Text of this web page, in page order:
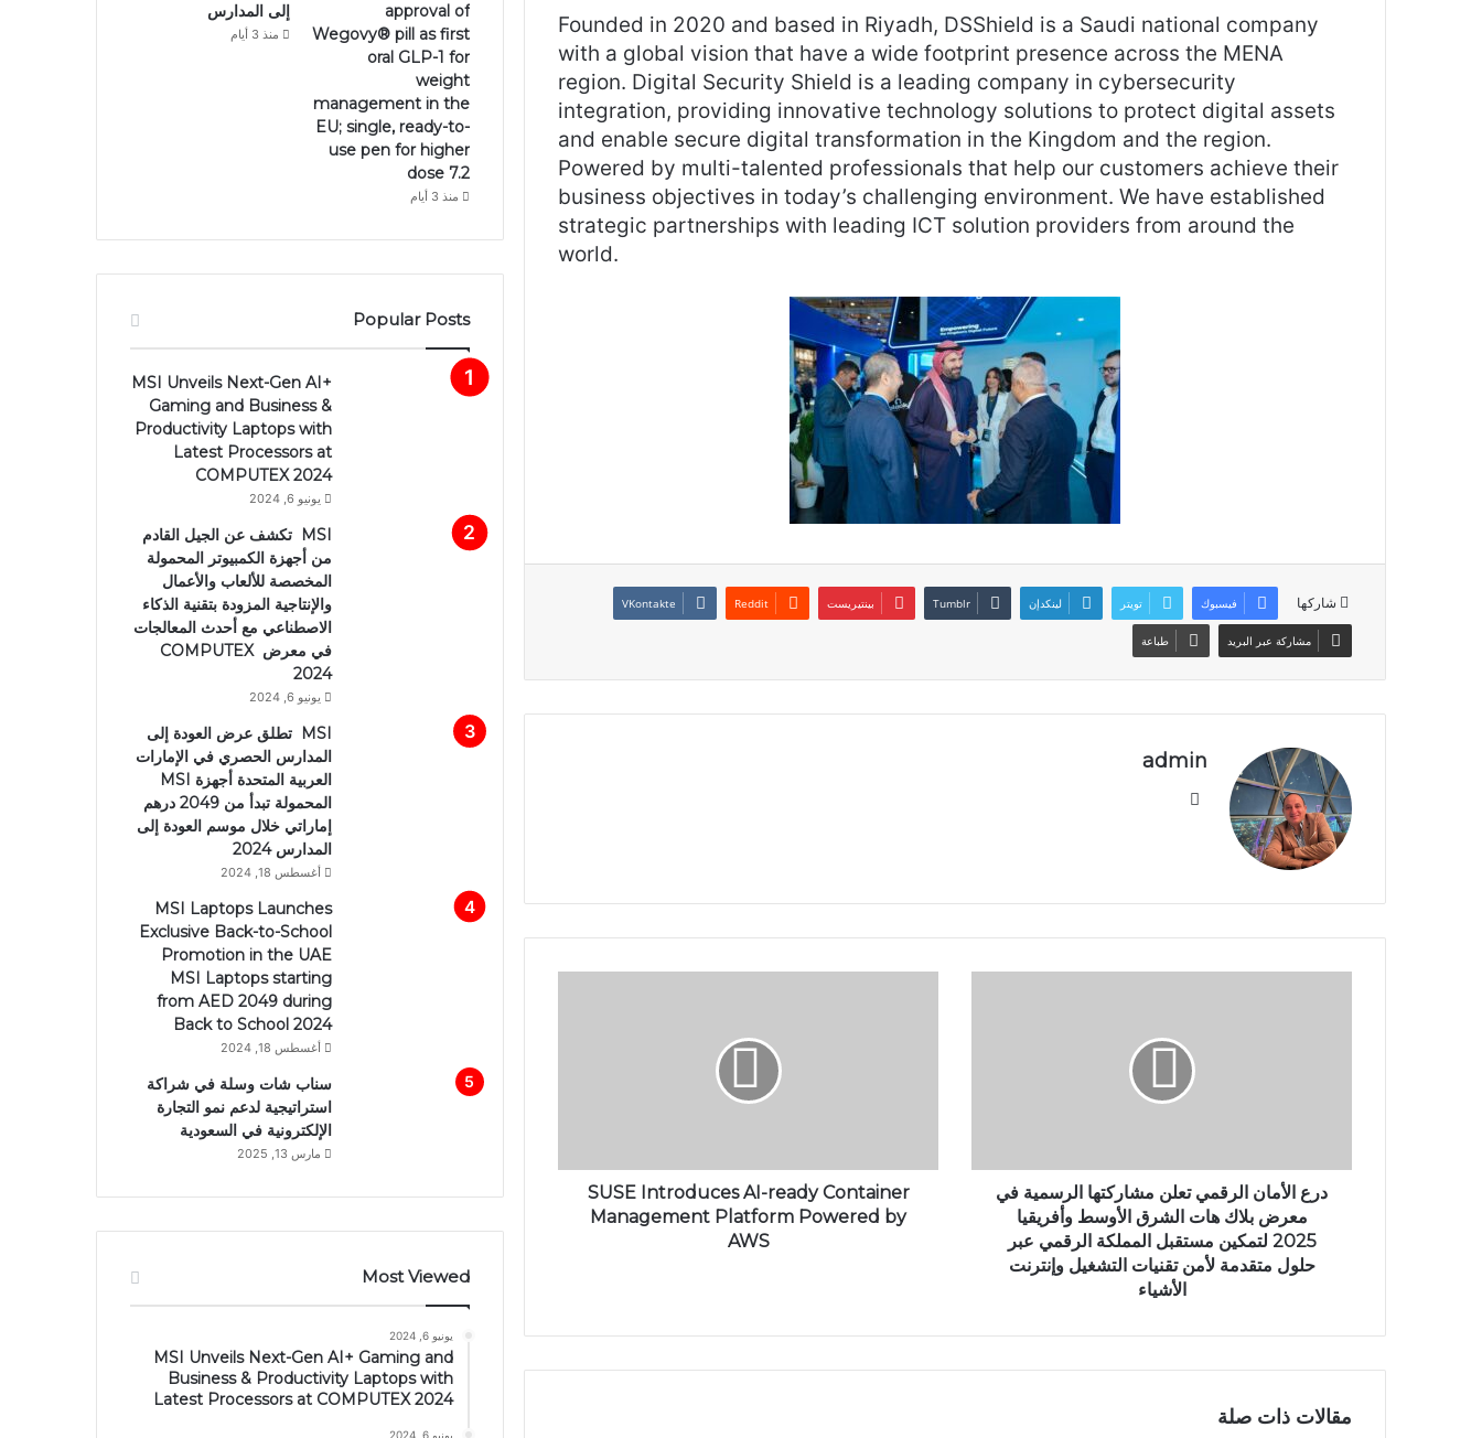
Founded in 2020 and based in Riyadh, DSShield is a Saudi national company
with a global vision that have a wide footprint presence across the MENA
region. Digital Security Shield is a leading company in cybersecurity
integration, providing innovative technology solutions to protect digital assets
and enable secure digital transformation in the Kingdom and the region.
Powered by multi-talented professionals that help our customers achieve their
business objectives in today’s challenging environment. We have established
strategic partnerships with leading ICT solution providers from around the
world.
شاركها فيسبوك تويتر لينكدإن بينتيريست
مشاركة عبر البريد طباعة
admin
درع الأمان الرقمي تعلن مشاركتها الرسمية في
معرض بلاك هات الشرق الأوسط وأفريقيا
2025 لتمكين مستقبل المملكة الرقمي عبر
حلول متقدمة لأمن تقنيات التشغيل وإنترنت
الأشياء
SUSE Introduces AI-ready Container
Management Platform Powered by
AWS
مقالات ذات صلة
approval of
Wegovy®️ pill as first
oral GLP-1 for
weight
management in the
EU; single, ready-to-
use pen for higher
dose 7.2
منذ 3 أيام
إلى المدارس
منذ 3 أيام
Popular Posts
MSI Unveils Next-Gen AI+
Gaming and Business &
Productivity Laptops with
Latest Processors at
COMPUTEX 2024
يونيو 6, 2024
MSI تكشف عن الجيل القادم
من أجهزة الكمبيوتر المحمولة
المخصصة للألعاب والأعمال
والإنتاجية المزودة بتقنية الذكاء
الاصطناعي مع أحدث المعالجات
في معرض COMPUTEX
2024
يونيو 6, 2024
MSI تطلق عرض العودة إلى
المدارس الحصري في الإمارات
العربية المتحدة أجهزة MSI
المحمولة تبدأ من 2049 درهم
إماراتي خلال موسم العودة إلى
المدارس 2024
أغسطس 18, 2024
MSI Laptops Launches
Exclusive Back-to-School
Promotion in the UAE
MSI Laptops starting
from AED 2049 during
Back to School 2024
أغسطس 18, 2024
سناب شات وسلة في شراكة
استراتيجية لدعم نمو التجارة
الإلكترونية في السعودية
مارس 13, 2025
Most Viewed
يونيو 6, 2024
MSI Unveils Next-Gen AI+ Gaming and
Business & Productivity Laptops with
Latest Processors at COMPUTEX 2024
يونيو 6, 2024